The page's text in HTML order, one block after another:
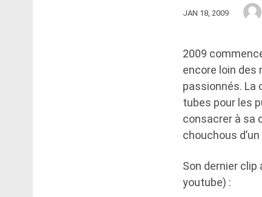
JAN 18, 2009
2009
encore loin des
passionnés. La
tubes pour les
consacrer à sa
chouchous
Son dernier
youtube) :